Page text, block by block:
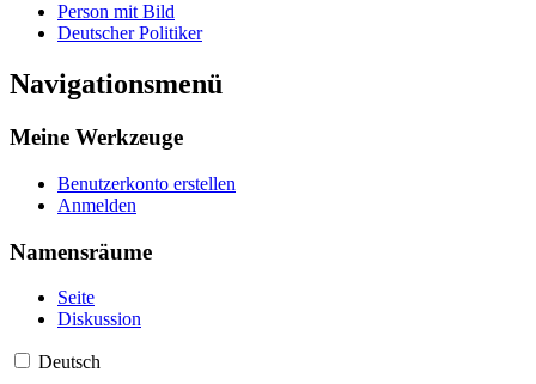
Person mit Bild
Deutscher Politiker
Navigationsmenü
Meine Werkzeuge
Benutzerkonto erstellen
Anmelden
Namensräume
Seite
Diskussion
Deutsch